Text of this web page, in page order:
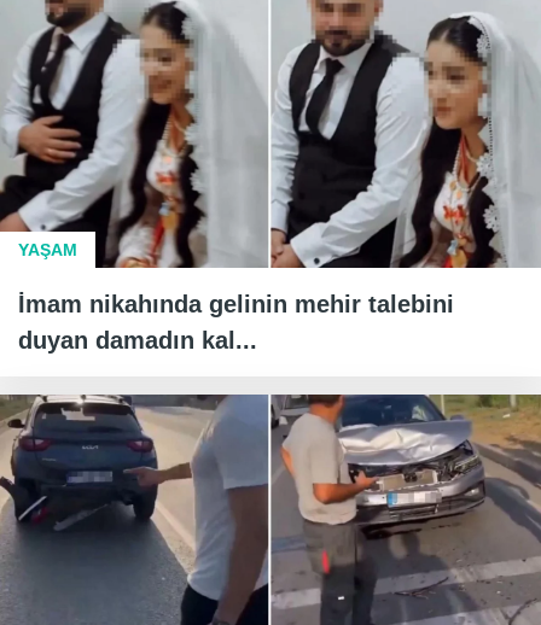
YAŞAM
İmam nikahında gelinin mehir talebini
duyan damadın kal...